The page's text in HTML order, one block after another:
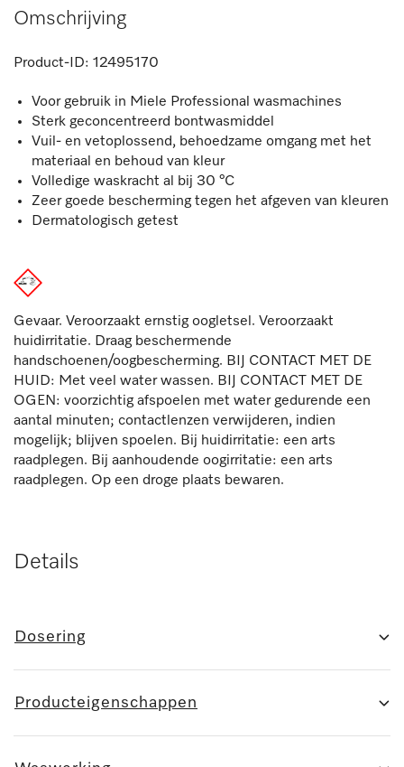
Omschrijving
Product-ID: 12495170
Voor gebruik in Miele Professional wasmachines
Sterk geconcentreerd bontwasmiddel
Vuil- en vetoplossend, behoedzame omgang met het
materiaal en behoud van kleur
Volledige waskracht al bij 30 °C
Zeer goede bescherming tegen het afgeven van kleuren
Dermatologisch getest
Gevaar. Veroorzaakt ernstig oogletsel. Veroorzaakt
huidirritatie. Draag beschermende
handschoenen/oogbescherming. BIJ CONTACT MET DE
HUID: Met veel water wassen. BIJ CONTACT MET DE
OGEN: voorzichtig afspoelen met water gedurende een
aantal minuten; contactlenzen verwijderen, indien
mogelijk; blijven spoelen. Bij huidirritatie: een arts
raadplegen. Bij aanhoudende oogirritatie: een arts
raadplegen. Op een droge plaats bewaren.
Details
Dosering
Producteigenschappen